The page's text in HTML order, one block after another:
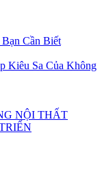
Cần Biết
Kiêu Sa Của Không
NỘI THẤT